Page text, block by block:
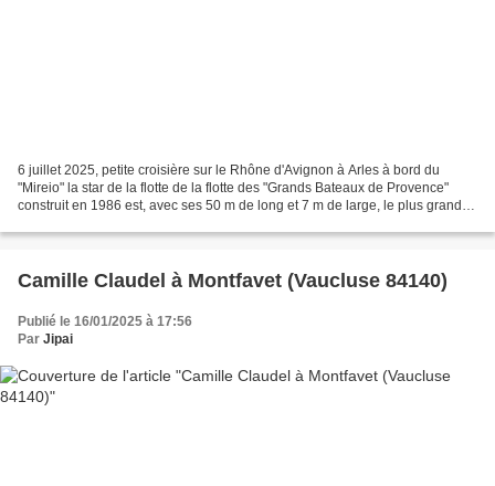
6 juillet 2025, petite croisière sur le Rhône d'Avignon à Arles à bord du
"Mireio" la star de la flotte de la flotte des "Grands Bateaux de Provence"
construit en 1986 est, avec ses 50 m de long et 7 m de large, le plus grand
Camille Claudel à Montfavet (Vaucluse 84140)
Publié le 16/01/2025 à 17:56
Par Jipai